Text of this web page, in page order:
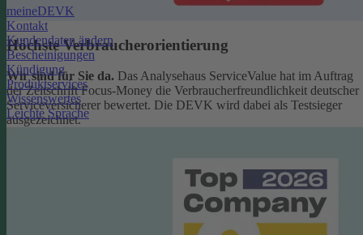
meineDEVK
Kontakt
Kundendaten ändern
Bescheinigungen
Kündigung
Produktservices
Wissenswertes
Leichte Sprache
Höchste Verbraucherorientierung
Wir sind für Sie da. Das Analysehaus ServiceValue hat im Auftrag
der Zeitschrift Focus-Money die Verbraucherfreundlichkeit deutscher
Serviceversicherer bewertet. Die DEVK wird dabei als Testsieger
ausgezeichnet.